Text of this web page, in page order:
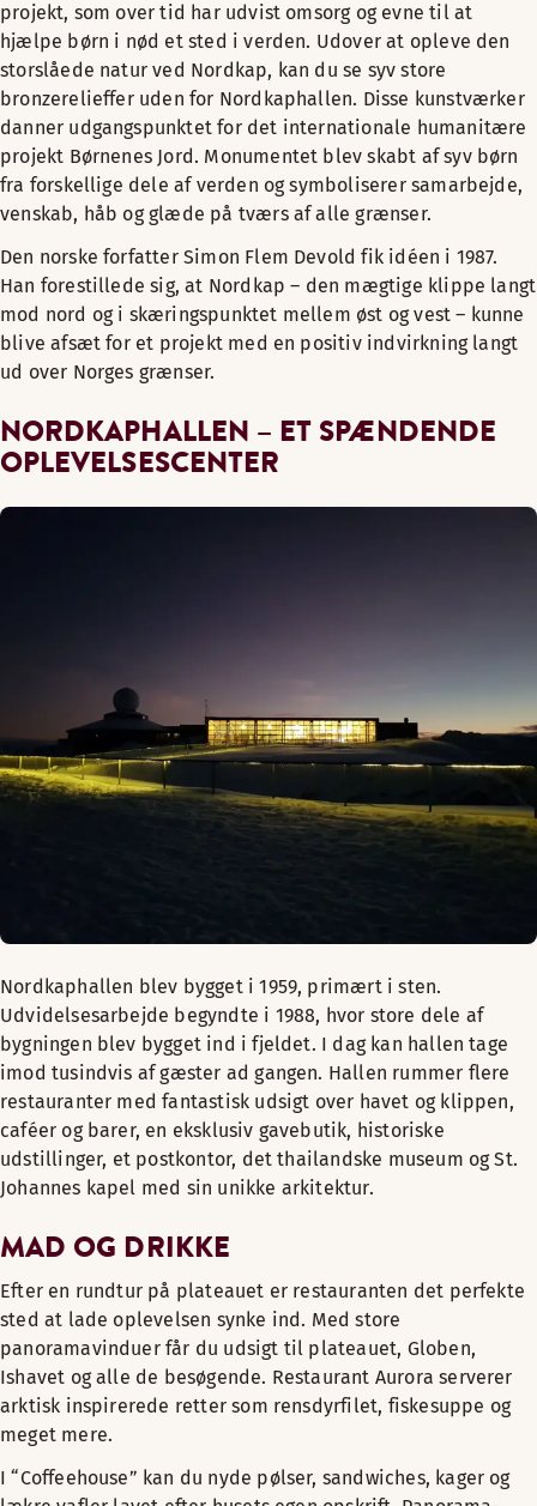
projekt, som over tid har udvist omsorg og evne til at
hjælpe børn i nød et sted i verden. Udover at opleve den
storslåede natur ved Nordkap, kan du se syv store
bronzerelieffer uden for Nordkaphallen. Disse kunstværker
danner udgangspunktet for det internationale humanitære
projekt Børnenes Jord. Monumentet blev skabt af syv børn
fra forskellige dele af verden og symboliserer samarbejde,
venskab, håb og glæde på tværs af alle grænser.
Den norske forfatter Simon Flem Devold fik idéen i 1987.
Han forestillede sig, at Nordkap – den mægtige klippe langt
mod nord og i skæringspunktet mellem øst og vest – kunne
blive afsæt for et projekt med en positiv indvirkning langt
ud over Norges grænser.
NORDKAPHALLEN – ET SPÆNDENDE
OPLEVELSESCENTER
Nordkaphallen blev bygget i 1959, primært i sten.
Udvidelsesarbejde begyndte i 1988, hvor store dele af
bygningen blev bygget ind i fjeldet. I dag kan hallen tage
imod tusindvis af gæster ad gangen. Hallen rummer flere
restauranter med fantastisk udsigt over havet og klippen,
caféer og barer, en eksklusiv gavebutik, historiske
udstillinger, et postkontor, det thailandske museum og St.
Johannes kapel med sin unikke arkitektur.
MAD OG DRIKKE
Efter en rundtur på plateauet er restauranten det perfekte
sted at lade oplevelsen synke ind. Med store
panoramavinduer får du udsigt til plateauet, Globen,
Ishavet og alle de besøgende. Restaurant Aurora serverer
arktisk inspirerede retter som rensdyrfilet, fiskesuppe og
meget mere.
I “Coffeehouse” kan du nyde pølser, sandwiches, kager og